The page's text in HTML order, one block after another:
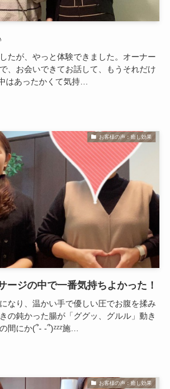
たが、やっと体験できました。オーナー
、お会いできてお話して、もうそれだけ
はあったかくて気持…
お客様の声：癒し効果
ージの中で一番気持ちよかった！
なり、温かい手で優しい圧でお腹を揉み
の鈍かった腸が「ググッ、グルル」動き
間にか(՞- -՞)ᶻᶻᶻ施…
お客様の声：癒し効果